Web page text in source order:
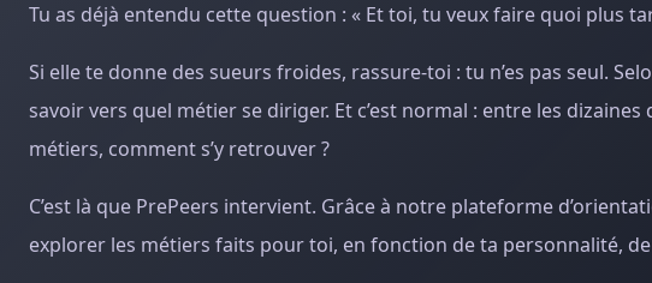
Tu as déjà entendu cette question : « Et toi, tu veux faire quoi plus
Si elle te donne des sueurs froides, rassure-toi : tu n’es pas seul.
savoir vers quel métier se diriger. Et c’est normal : entre les
métiers, comment s’y retrouver ?
C’est là que PrePeers intervient. Grâce à notre plateforme
explorer les métiers faits pour toi, en fonction de ta personnalité,